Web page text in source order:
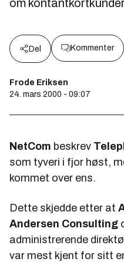
om
Del Kommenter
Frode Eriksen
24. mars 2000 - 09:07
NetCom beskrev
som tyveri i fjor høst,
kommet over ens.
Dette skjedde etter at
Andersen Consulting
administrerende
var mest kjent for sitt